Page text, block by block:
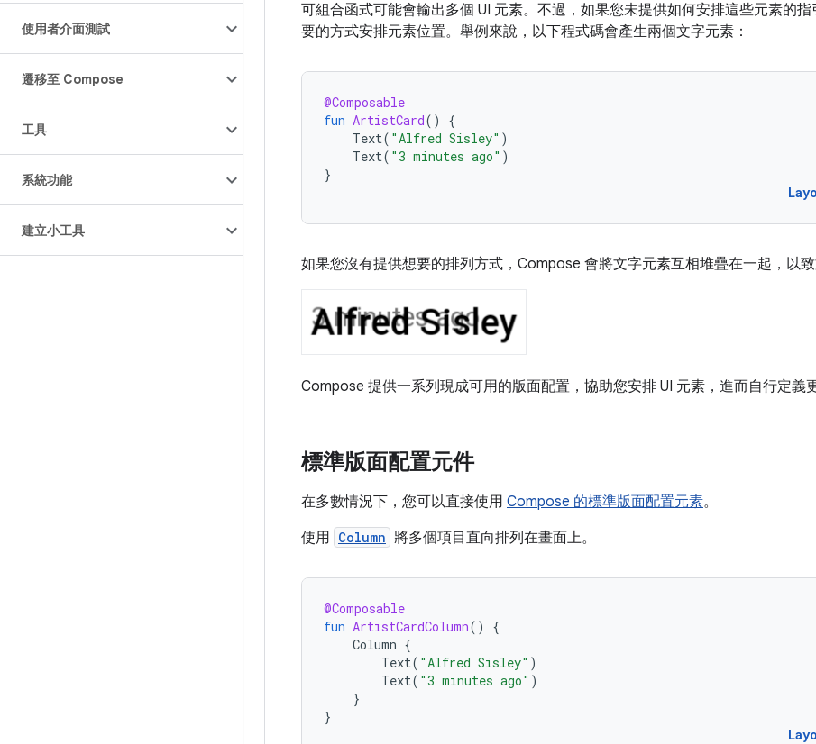
使用者介面測試
遷移至 Compose
工具
系統功能
建立小工具
可組合函式可能會輸出多個 UI 元素。不過，如果您未提供如何安排這些元素的
要的方式安排元素位置。舉例來說，以下程式碼會產生兩個文字元素：
@Composable
fun ArtistCard()
{
Text( "Alfred Sisley" )
Text( "3 minutes ago" )
}
如果您沒有提供想要的排列方式，Compose 會將文字元素互相堆疊在一起，以致
Compose 提供一系列現成可用的版面配置，協助您安排 UI 元素，進而自行定義
標準版面配置元件
在多數情況下，您可以直接使用 Compose 的標準版面配置元素。
使用 Column 將多個項目直向排列在畫面上。
@Composable
fun ArtistCardColumn()
{
Column {
Text( "Alfred Sisley" )
Text( "3 minutes ago" )
}
}